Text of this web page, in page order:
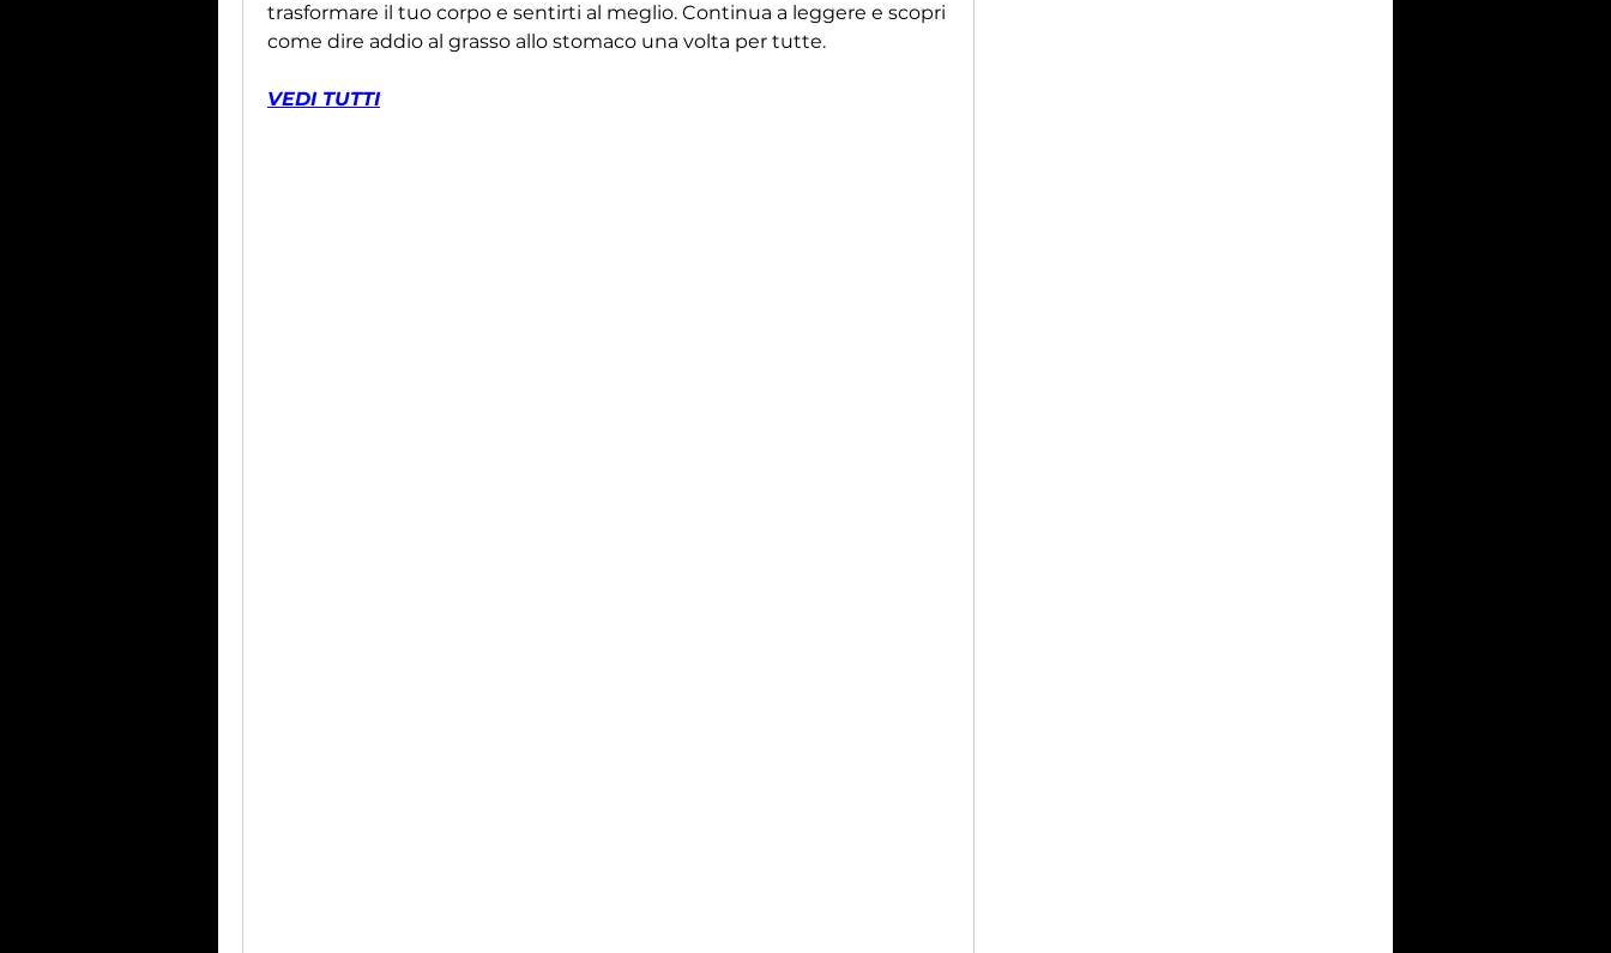
trasformare il tuo corpo e sentirti al meglio. Continua a leggere e scopri
come dire addio al grasso allo stomaco una volta per tutte.
VEDI TUTTI